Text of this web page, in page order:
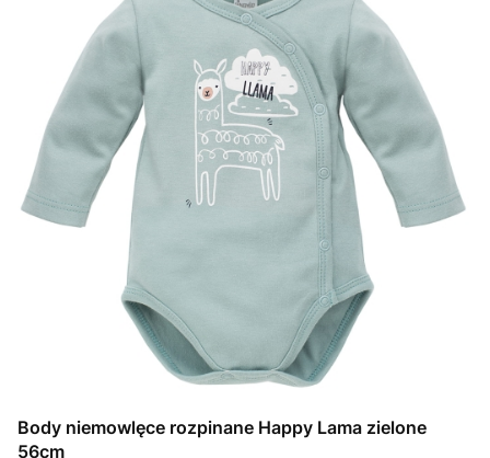
Body niemowlęce rozpinane Happy Lama zielone
56cm